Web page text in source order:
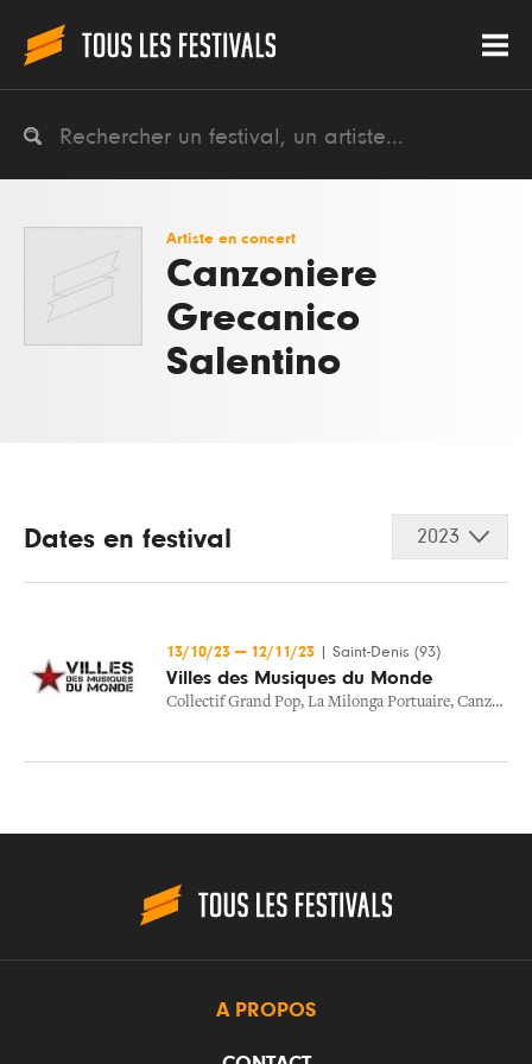
Artiste en concert
Canzoniere
Grecanico
Salentino
Dates en festival 2023
13/10/23 — 12/11/23 Saint-Denis (93)
Villes des Musiques du Monde
Collectif Grand Pop, La Milonga Portuaire, Canzoniere Grecanico Salentino
A PROPOS